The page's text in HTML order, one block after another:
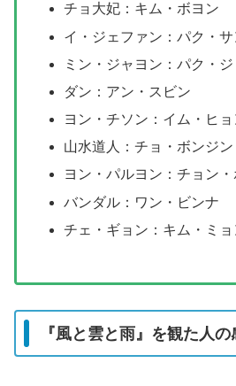
チョ大妃：キム・ボヨン
イ・ジェファン：パク・サ
ミン・ジャヨン：パク・
ダン：アン・スビン
ヨン・チソン：イム・ヒョ
山水道人：チョ・ボンジン
ヨン・パルヨン：チョン・
バンダル：ワン・ビンナ
チェ・ギョン：キム・ミョ
『風と雲と雨』を観た人の